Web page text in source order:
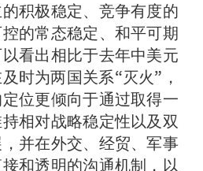
积极稳定、竞争有度的
的常态稳定、和平可期
看出相比于去年中美元
时为两国关系“灭火”，
位更倾向于通过取得一
相对战略稳定性以及双
并在外交、经贸、军事
和透明的沟通机制，以